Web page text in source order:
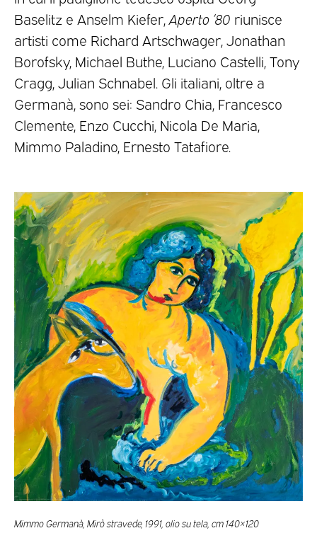
Baselitz e Anselm Kiefer, Aperto ’80 riunisce
artisti come Richard Artschwager, Jonathan
Borofsky, Michael Buthe, Luciano Castelli, Tony
Cragg, Julian Schnabel. Gli italiani, oltre a
Germanà, sono sei: Sandro Chia, Francesco
Clemente, Enzo Cucchi, Nicola De Maria,
Mimmo Paladino, Ernesto Tatafiore.
Mimmo Germanà, Mirò stravede, 1991, olio su tela, cm 140×120